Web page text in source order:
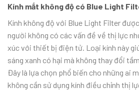
Kính mắt không độ có Blue Light
Kính không độ với Blue Light Filter
người không có các vấn đề về thị lực
xúc với thiết bị điện tử. Loại kính này
sáng xanh có hại mà không thay đổi
Đây là lựa chọn phổ biến cho những ai
không cần sử dụng kính điều chỉnh thị